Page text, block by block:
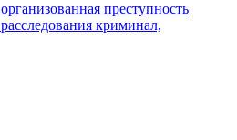
организованная преступность
расследования криминал,